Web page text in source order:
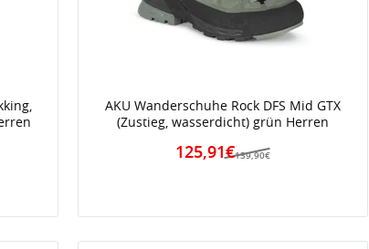
AKU Wanderschuhe Rock DFS Mid GTX
(Zustieg, wasserdicht) grün Herren
139,90€
125,91€